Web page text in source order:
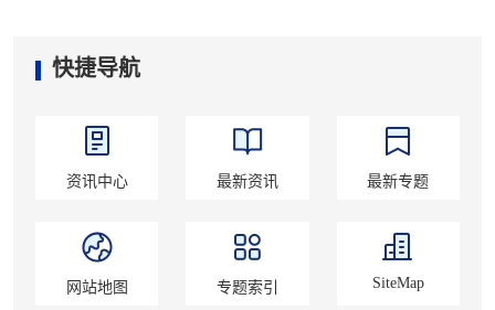
快捷导航
资讯中心 最新资讯 最新专题
网站地图 专题索引 SiteMap